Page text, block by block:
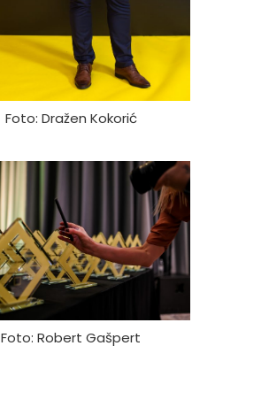
Foto: Dražen Kokorić
Foto: Robert Gašpert